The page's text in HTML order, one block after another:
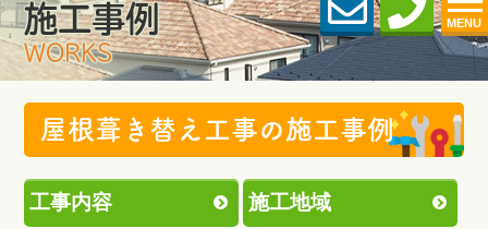
MENU
施工事例
WORKS
屋根葺き替え工事の施工事例
工事内容 施工地域